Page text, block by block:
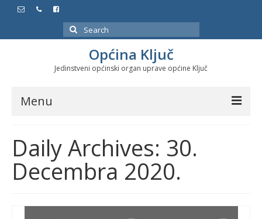
Search
for:
Općina Ključ
Jedinstveni općinski organ uprave općine Ključ
Menu
Službeni glasnici
Javne nabavke
Značajni datumi i manifestacije
Daily Archives: 30.
Decembra 2020.